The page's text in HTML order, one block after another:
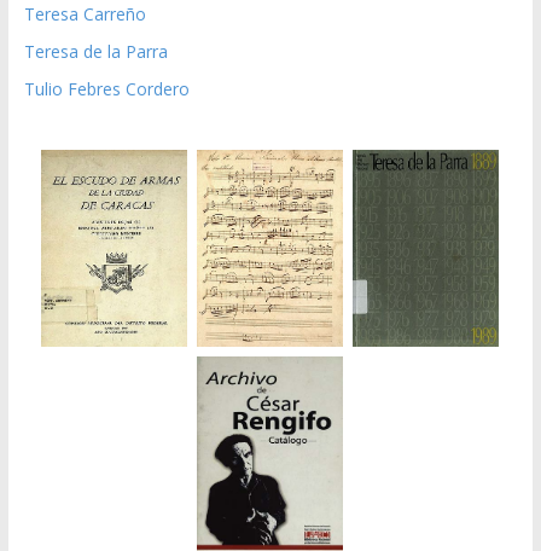
Teresa Carreño
Teresa de la Parra
Tulio Febres Cordero